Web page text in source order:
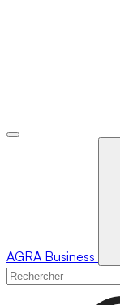
AGRA Business